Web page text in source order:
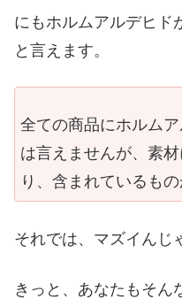
にもホルムアルデヒド
と言えます。
全ての商品にホルム
は言えませんが、素
り、含まれているも
それでは、マズイんじ
きっと、あなたもそん